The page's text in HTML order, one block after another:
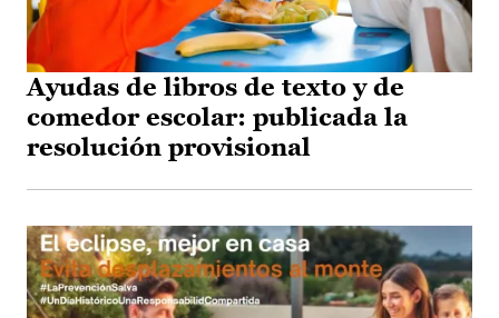
Ayudas de libros de texto y de
comedor escolar: publicada la
resolución provisional